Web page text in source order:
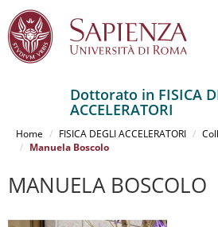
contenuto
Dottorato in FISICA
ACCELERATORI
Home FISICA DEGLI ACCELERATORI
Manuela Boscolo
MANUELA BOSCOLO